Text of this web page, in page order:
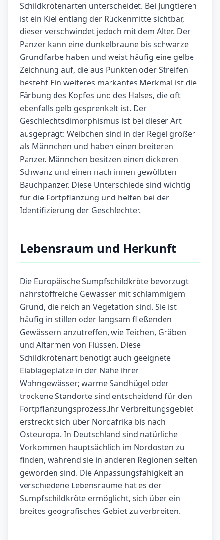
Schildkrötenarten unterscheidet. Bei Jungtieren
ist ein Kiel entlang der Rückenmitte sichtbar,
dieser verschwindet jedoch mit dem Alter. Der
Panzer kann eine dunkelbraune bis schwarze
Grundfarbe haben und weist häufig eine gelbe
Zeichnung auf, die aus Punkten oder Streifen
besteht.Ein weiteres markantes Merkmal ist die
Färbung des Kopfes und des Halses, die oft
ebenfalls gelb gesprenkelt ist. Der
Geschlechtsdimorphismus ist bei dieser Art
ausgeprägt: Weibchen sind in der Regel größer
als Männchen und haben einen breiteren
Panzer. Männchen besitzen einen dickeren
Schwanz und einen nach innen gewölbten
Bauchpanzer. Diese Unterschiede sind wichtig
für die Fortpflanzung und helfen bei der
Identifizierung der Geschlechter.
Lebensraum und Herkunft
Die Europäische Sumpfschildkröte bevorzugt
nährstoffreiche Gewässer mit schlammigem
Grund, die reich an Vegetation sind. Sie ist
häufig in stillen oder langsam fließenden
Gewässern anzutreffen, wie Teichen, Gräben
und Altarmen von Flüssen. Diese
Schildkrötenart benötigt auch geeignete
Eiablageplätze in der Nähe ihrer
Wohngewässer; warme Sandhügel oder
trockene Standorte sind entscheidend für den
Fortpflanzungsprozess.Ihr Verbreitungsgebiet
erstreckt sich über Nordafrika bis nach
Osteuropa. In Deutschland sind natürliche
Vorkommen hauptsächlich im Nordosten zu
finden, während sie in anderen Regionen selten
geworden sind. Die Anpassungsfähigkeit an
verschiedene Lebensräume hat es der
Sumpfschildkröte ermöglicht, sich über ein
breites geografisches Gebiet zu verbreiten.